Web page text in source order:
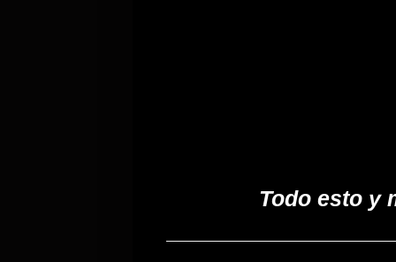
Todo esto y